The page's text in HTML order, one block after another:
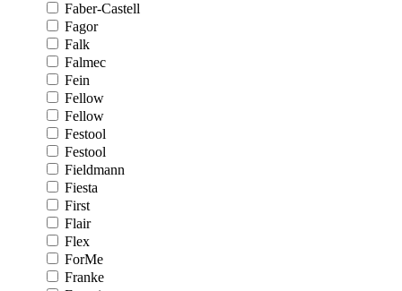
Faber-Castell
Fagor
Falk
Falmec
Fein
Fellow
Fellow
Festool
Festool
Fieldmann
Fiesta
First
Flair
Flex
ForMe
Franke